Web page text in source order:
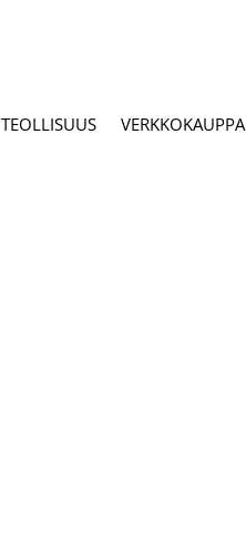
TEOLLISUUS VERKKOKAUPPA